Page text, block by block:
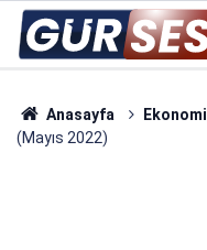
Anasayfa Ekonomi
(Mayıs 2022)